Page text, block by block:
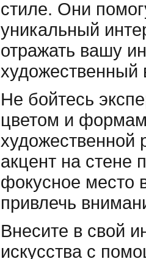
стиле. Они
уникальный
отражать вашу
художественный
Не бойтесь
цветом и
художественной
акцент на стене
фокусное место
привлечь
Внесите в свой
искусства с